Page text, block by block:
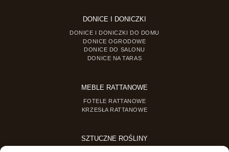
DONICE I DONICZKI
DONICE I DONICZKI DO DOMU
DONICE OGRODOWE
DONICE DO SALONU
DONICE NA TARAS
MEBLE RATTANOWE
FOTELE RATTANOWE
KRZESŁA RATTANOWE
SZTUCZNE ROŚLINY